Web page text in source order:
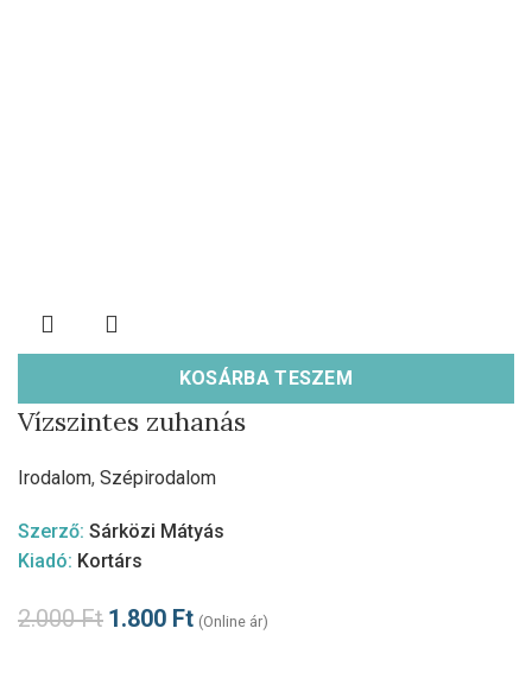
KOSÁRBA TESZEM
Vízszintes zuhanás
Irodalom, Szépirodalom
Szerző: Sárközi Mátyás
Kiadó: Kortárs
2.000Ft 1.800 Ft (Online ár)